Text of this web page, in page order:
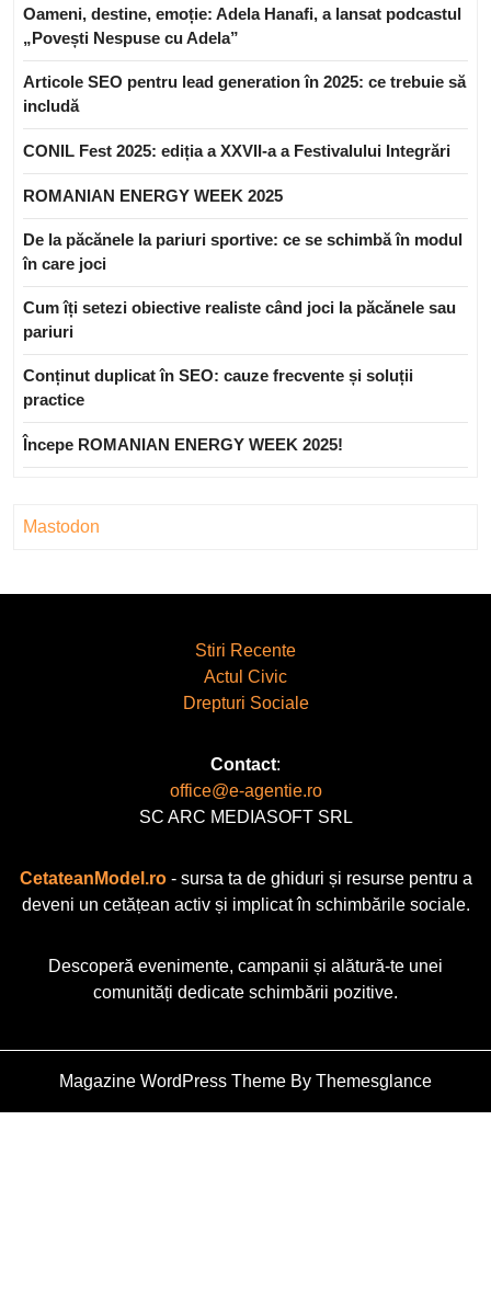
Oameni, destine, emoție: Adela Hanafi, a lansat podcastul
„Povești Nespuse cu Adela”
Articole SEO pentru lead generation în 2025: ce trebuie să
includă
CONIL Fest 2025: ediția a XXVII-a a Festivalului Integrări
ROMANIAN ENERGY WEEK 2025
De la păcănele la pariuri sportive: ce se schimbă în modul
în care joci
Cum îți setezi obiective realiste când joci la păcănele sau
pariuri
Conținut duplicat în SEO: cauze frecvente și soluții
practice
Începe ROMANIAN ENERGY WEEK 2025!
Mastodon
Stiri Recente
Actul Civic
Drepturi Sociale
Contact:
office@e-agentie.ro
SC ARC MEDIASOFT SRL
CetateanModel.ro- sursa ta de ghiduri și resurse pentru a
deveni un cetățean activ și implicat în schimbările sociale.
Descoperă evenimente, campanii și alătură-te unei
comunități dedicate schimbării pozitive.
Magazine WordPress Theme By Themesglance